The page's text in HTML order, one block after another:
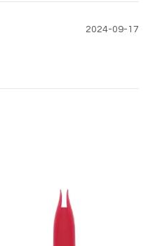
2024-09-17